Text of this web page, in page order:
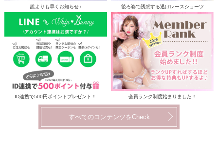
誰よりも早くお知らせ♪ 後ろ姿で誘惑する透けレースショーツ
ID連携で500円ポイントプレゼント！ 会員ランク制度始まりました！
すべてのコンテンツをCheck